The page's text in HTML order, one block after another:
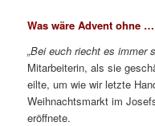
Was wäre Advent ohne …
„Bei euch riecht es immer
Mitarbeiterin, als sie
eilte, um wie wir letzte
Weihnachtsmarkt im
eröffnete.